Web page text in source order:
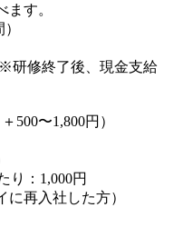
す。
研修終了後、現金支給
500〜1,800円）
り：1,000円
再入社した方）